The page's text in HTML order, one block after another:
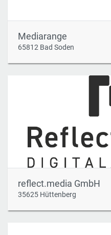
Mediarange
65812 Bad Soden
reflect.media GmbH
35625 Hüttenberg